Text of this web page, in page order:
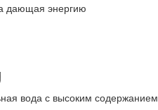
дающая энергию
вода с высоким